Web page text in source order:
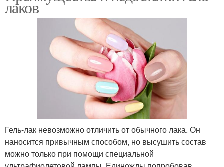
лаков
Гель-лак невозможно отличить от обычного лака. Он
наносится привычным способом, но высушить состав
можно только при помощи специальной